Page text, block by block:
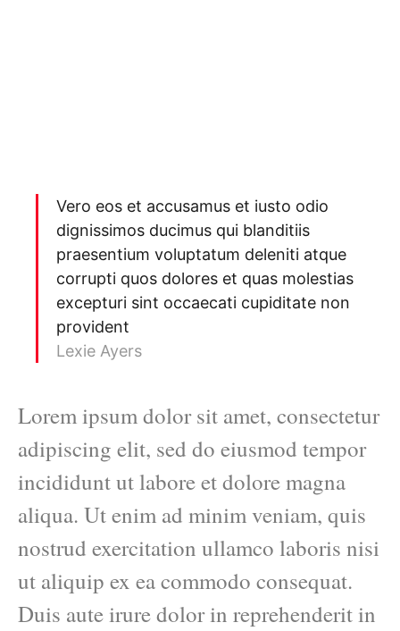
Vero eos et accusamus et iusto odio
dignissimos ducimus qui blanditiis
praesentium voluptatum deleniti atque
corrupti quos dolores et quas molestias
excepturi sint occaecati cupiditate non
provident
Lexie Ayers
Lorem ipsum dolor sit amet, consectetur
adipiscing elit, sed do eiusmod tempor
incididunt ut labore et dolore magna
aliqua. Ut enim ad minim veniam, quis
nostrud exercitation ullamco laboris nisi
ut aliquip ex ea commodo consequat.
Duis aute irure dolor in reprehenderit in